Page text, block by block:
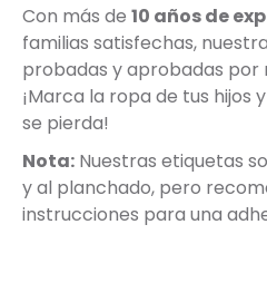
Con más de 10 años de
familias satisfechas,
probadas y aprobadas por
¡Marca la ropa de tus hijos
se pierda!
Nota: Nuestras etiquetas
y al planchado, pero
instrucciones para una